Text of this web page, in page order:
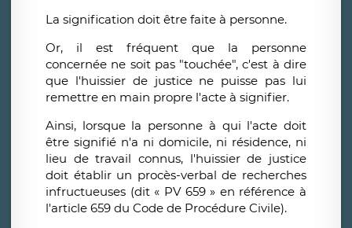
La signification doit être faite à personne.
Or, il est fréquent que la personne
concernée ne soit pas "touchée", c'est à dire
que l'huissier de justice ne puisse pas lui
remettre en main propre l'acte à signifier.
Ainsi, lorsque la personne à qui l'acte doit
être signifié n'a ni domicile, ni résidence, ni
lieu de travail connus, l'huissier de justice
doit établir un procès-verbal de recherches
infructueuses (dit « PV 659 » en référence à
l'article 659 du Code de Procédure Civile).